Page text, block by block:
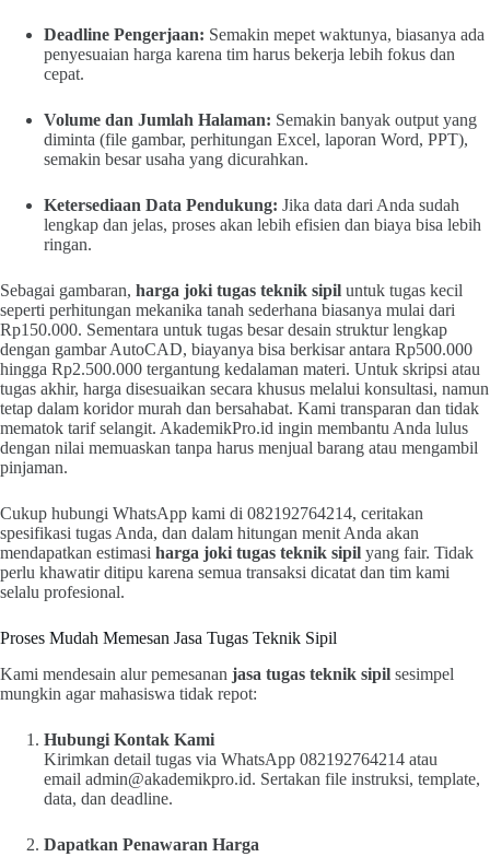
Deadline Pengerjaan: Semakin mepet waktunya, biasanya ada
penyesuaian harga karena tim harus bekerja lebih fokus dan
cepat.
Volume dan Jumlah Halaman: Semakin banyak output yang
diminta (file gambar, perhitungan Excel, laporan Word, PPT),
semakin besar usaha yang dicurahkan.
Ketersediaan Data Pendukung: Jika data dari Anda sudah
lengkap dan jelas, proses akan lebih efisien dan biaya bisa lebih
ringan.
Sebagai gambaran, harga joki tugas teknik sipil untuk tugas kecil
seperti perhitungan mekanika tanah sederhana biasanya mulai dari
Rp150.000. Sementara untuk tugas besar desain struktur lengkap
dengan gambar AutoCAD, biayanya bisa berkisar antara Rp500.000
hingga Rp2.500.000 tergantung kedalaman materi. Untuk skripsi atau
tugas akhir, harga disesuaikan secara khusus melalui konsultasi, namun
tetap dalam koridor murah dan bersahabat. Kami transparan dan tidak
mematok tarif selangit. AkademikPro.id ingin membantu Anda lulus
dengan nilai memuaskan tanpa harus menjual barang atau mengambil
pinjaman.
Cukup hubungi WhatsApp kami di 082192764214, ceritakan
spesifikasi tugas Anda, dan dalam hitungan menit Anda akan
mendapatkan estimasi harga joki tugas teknik sipil yang fair. Tidak
perlu khawatir ditipu karena semua transaksi dicatat dan tim kami
selalu profesional.
Proses Mudah Memesan Jasa Tugas Teknik Sipil
Kami mendesain alur pemesanan jasa tugas teknik sipil sesimpel
mungkin agar mahasiswa tidak repot:
Hubungi Kontak Kami
Kirimkan detail tugas via WhatsApp 082192764214 atau
email admin@akademikpro.id. Sertakan file instruksi, template,
data, dan deadline.
Dapatkan Penawaran Harga